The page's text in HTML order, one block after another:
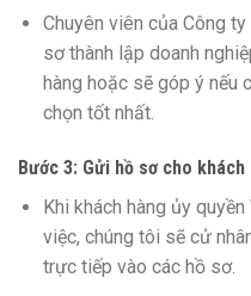
Chuyên viên của Công
sơ thành lập doanh
hàng hoặc sẽ góp ý nếu
chọn tốt nhất.
Bước 3: Gửi hồ sơ cho khách
Khi khách hàng ủy
việc, chúng tôi sẽ cử
trực tiếp vào các hồ sơ.